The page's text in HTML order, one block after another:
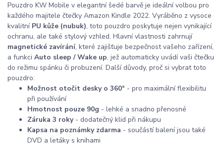
Pouzdro KW Mobile v elegantní šedé barvě je ideální volbou pro
každého majitele čtečky Amazon Kindle 2022. Vyráběno z vysoce
kvalitní PU kůže (nubuk), toto pouzdro poskytuje nejen vynikající
ochranu, ale také stylový vzhled. Hlavní vlastnosti zahrnují
magnetické zavírání, které zajišťuje bezpečnost vašeho zařízení,
a funkci Auto sleep / Wake up, jež automaticky uvádí vaši čtečku
do režimu spánku či probuzení. Další důvody, proč si vybrat toto
pouzdro:
Možnost otočit desky o 360° - pro maximální flexibilitu
při používání
Hmotnost pouze 90g - lehké a snadno přenosné
Záruka 3 roky- dodatečný klid při nákupu
Kapsa na poznámky zdarma - součástí balení jsou také
DVD a letáky s knihami